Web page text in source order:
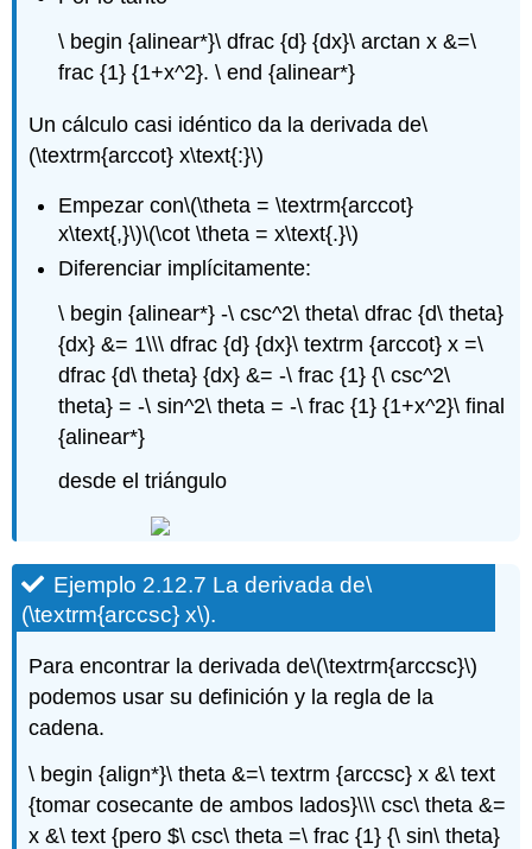
\ begin {alinear*}\ dfrac {d} {dx}\ arctan x &=\
frac {1} {1+x^2}. \ end {alinear*}
Un cálculo casi idéntico da la derivada de\
(\textrm{arccot} x\text{:}\)
Empezar con\(\theta = \textrm{arccot}
x\text{,}\)\(\cot \theta = x\text{.}\)
Diferenciar implícitamente:
\ begin {alinear*} -\ csc^2\ theta\ dfrac {d\ theta}
{dx} &= 1\\\ dfrac {d} {dx}\ textrm {arccot} x =\
dfrac {d\ theta} {dx} &= -\ frac {1} {\ csc^2\
theta} = -\ sin^2\ theta = -\ frac {1} {1+x^2}\ final
{alinear*}
desde el triángulo
Ejemplo 2.12.7 La derivada de\
(\textrm{arccsc} x\).
Para encontrar la derivada de\(\textrm{arccsc}\)
podemos usar su definición y la regla de la
cadena.
\ begin {align*}\ theta &=\ textrm {arccsc} x &\ text
{tomar cosecante de ambos lados}\\\ csc\ theta &=
x &\ text {pero $\ csc\ theta =\ frac {1} {\ sin\ theta}